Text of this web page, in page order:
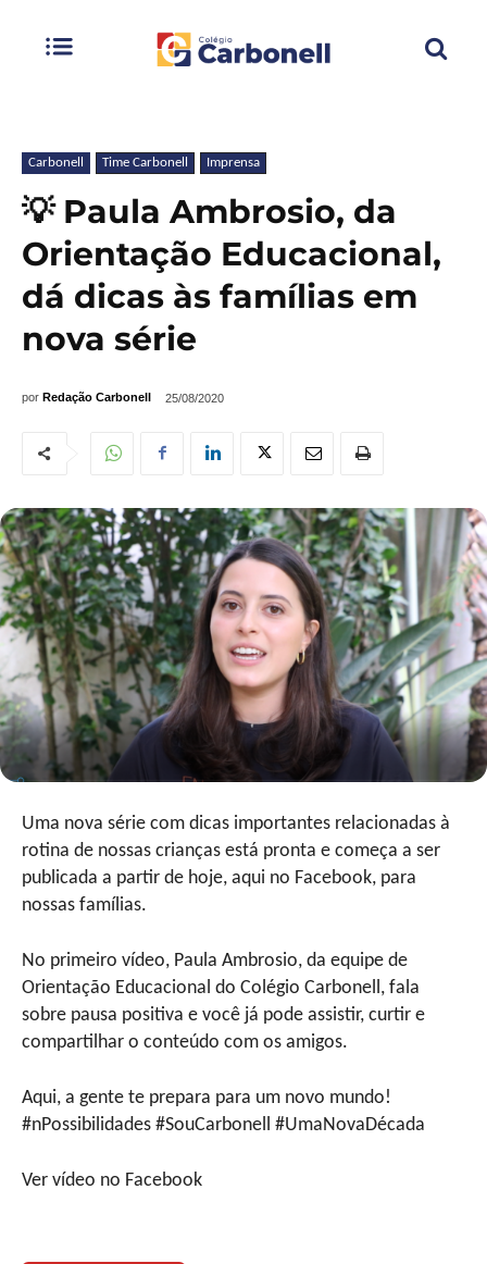
Carbonell Time Carbonell Imprensa
💡 Paula Ambrosio, da
Orientação Educacional,
dá dicas às famílias em
nova série
por Redação Carbonell 25/08/2020
Uma nova série com dicas importantes relacionadas à
rotina de nossas crianças está pronta e começa a ser
publicada a partir de hoje, aqui no Facebook, para
nossas famílias.
No primeiro vídeo, Paula Ambrosio, da equipe de
Orientação Educacional do Colégio Carbonell, fala
sobre pausa positiva e você já pode assistir, curtir e
compartilhar o conteúdo com os amigos.
Aqui, a gente te prepara para um novo mundo!
#nPossibilidades #SouCarbonell #UmaNovaDécada
Ver vídeo no Facebook